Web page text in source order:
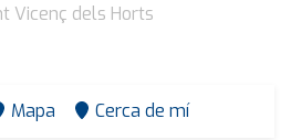
Vicenç dels Horts
Mapa Cerca de mí